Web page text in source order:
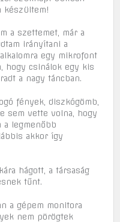
készültem!
a szettemet, már a
irányítani a
egy mikrofont
hogy csinálok egy kis
a nagy táncban.
fények, diszkógömb,
sem vette volna, hogy
a legmenőbb
akkor így
hágott, a társaság
tűnt.
a gépem monitora
nem pörögtek